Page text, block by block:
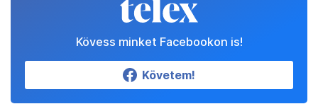
Kövess minket Facebookon is!
Követem!